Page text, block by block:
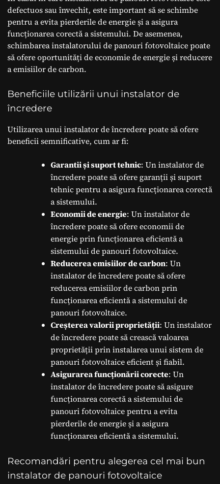
defectuos sau învechit, este important să se schimbe
pentru a evita pierderile de energie și a asigura
funcționarea corectă a sistemului. De asemenea,
schimbarea instalatorului de panouri fotovoltaice poate
să ofere oportunități de economie de energie și reducere
a emisiilor de carbon.
Beneficiile utilizării unui instalator de
încredere
Utilizarea unui instalator de încredere poate să ofere
beneficii semnificative, cum ar fi:
Garantii și suport tehnic: Un instalator de
încredere poate să ofere garanții și suport
tehnic pentru a asigura funcționarea corectă
a sistemului.
Economii de energie: Un instalator de
încredere poate să ofere economii de
energie prin funcționarea eficientă a
sistemului de panouri fotovoltaice.
Reducerea emisiilor de carbon: Un
instalator de încredere poate să ofere
reducerea emisiilor de carbon prin
funcționarea eficientă a sistemului de
panouri fotovoltaice.
Creșterea valorii proprietății: Un instalator
de încredere poate să crească valoarea
proprietății prin instalarea unui sistem de
panouri fotovoltaice eficient și fiabil.
Asigurarea funcționării corecte: Un
instalator de încredere poate să asigure
funcționarea corectă a sistemului de
panouri fotovoltaice pentru a evita
pierderile de energie și a asigura
funcționarea eficientă a sistemului.
Recomandări pentru alegerea cel mai bun
instalator de panouri fotovoltaice